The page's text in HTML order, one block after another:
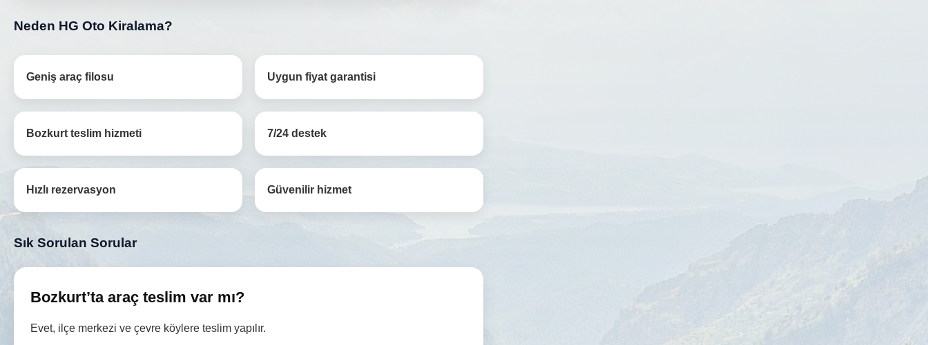
Neden HG Oto Kiralama?
Geniş araç filosu Uygun fiyat garantisi
Bozkurt teslim hizmeti 7/24 destek
Hızlı rezervasyon Güvenilir hizmet
Sık Sorulan Sorular
Bozkurt’ta araç teslim var mı?
Evet, ilçe merkezi ve çevre köylere teslim yapılır.